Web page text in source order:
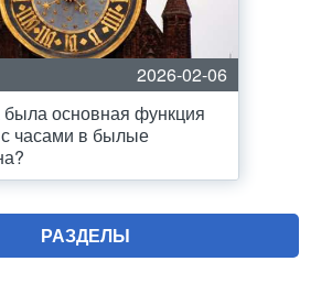
2026-02-06
была основная функция
часами в былые
РАЗДЕЛЫ